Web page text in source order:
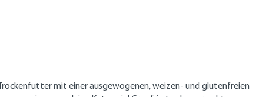
mit einer ausgewogenen, weizen- und glutenfreien